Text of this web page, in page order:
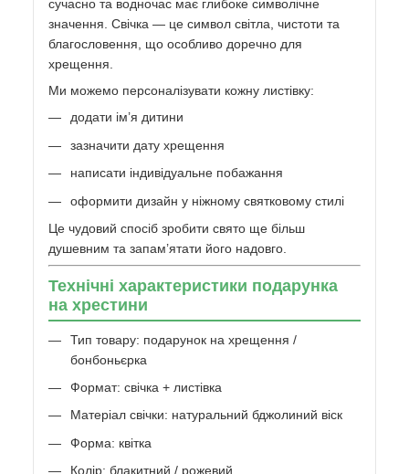
сучасно та водночас має глибоке символічне
значення. Свічка — це символ світла, чистоти та
благословення, що особливо доречно для
хрещення.
Ми можемо персоналізувати кожну листівку:
додати ім’я дитини
зазначити дату хрещення
написати індивідуальне побажання
оформити дизайн у ніжному святковому стилі
Це чудовий спосіб зробити свято ще більш
душевним та запам’ятати його надовго.
Технічні характеристики подарунка
на хрестини
Тип товару: подарунок на хрещення /
бонбоньєрка
Формат: свічка + листівка
Матеріал свічки: натуральний бджолиний віск
Форма: квітка
Колір: блакитний / рожевий